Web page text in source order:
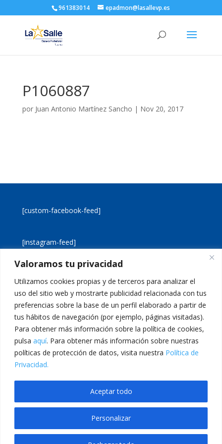
Valoramos tu privacidad
Utilizamos cookies propias y de terceros para analizar el
uso del sitio web y mostrarte publicidad relacionada con tus
preferencias sobre la base de un perfil elaborado a partir de
tus hábitos de navegación (por ejemplo, páginas visitadas).
Para obtener más información sobre la política de cookies,
pulsa aquí. Para obtener más información sobre nuestras
políticas de protección de datos, visita nuestra Política de
Privacidad.
Personalizar
Aceptar todo
961383014 epadmon@lasallevp.es
P1060887
por Juan Antonio Martínez Sancho | Nov 20, 2017
[custom-facebook-feed]
[instagram-feed]
Aviso legal
Política de cookies
Calle San Martín, 56 · 46980 · Paterna · Valencia Telf:
961 383 014 · epadmon@lasallevp.es
Jojobet GirişJojobet Giriş